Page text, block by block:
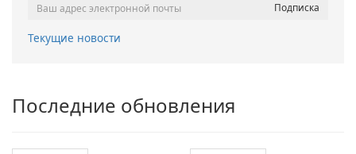
Текущие новости
Последние обновления